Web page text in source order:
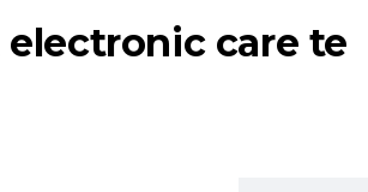
electronic care te